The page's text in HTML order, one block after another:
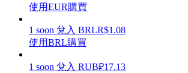
使用EUR購買
1 soon 兌入 BRLR$1.08
使用BRL購買
1 soon 兌入 RUB₽17.13